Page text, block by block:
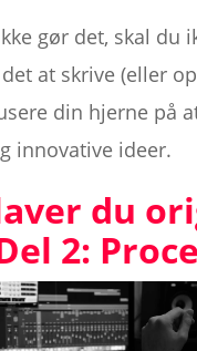
gør det, skal du
at skrive (eller
din hjerne på
innovative ideer.
du
2: